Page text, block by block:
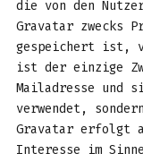
die von den
Gravatar zwecks
gespeichert ist,
ist der einzige
Mailadresse und
verwendet,
Gravatar erfolgt
Interesse im